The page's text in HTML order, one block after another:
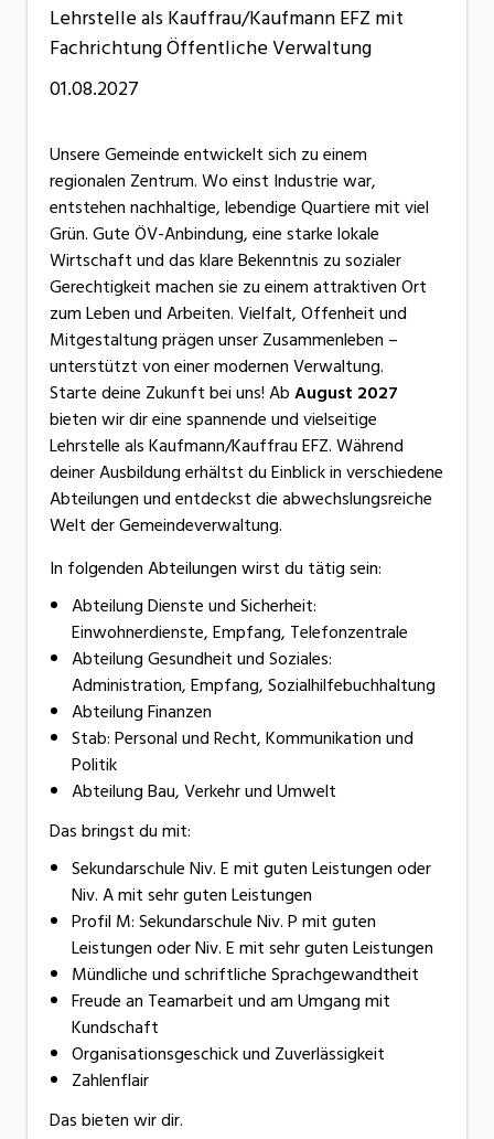
Lehrstelle als Kauffrau/Kaufmann EFZ mit
Fachrichtung Öffentliche Verwaltung
01.08.2027
Unsere Gemeinde entwickelt sich zu einem
regionalen Zentrum. Wo einst Industrie war,
entstehen nachhaltige, lebendige Quartiere mit viel
Grün. Gute ÖV-Anbindung, eine starke lokale
Wirtschaft und das klare Bekenntnis zu sozialer
Gerechtigkeit machen sie zu einem attraktiven Ort
zum Leben und Arbeiten. Vielfalt, Offenheit und
Mitgestaltung prägen unser Zusammenleben –
unterstützt von einer modernen Verwaltung.
Starte deine Zukunft bei uns! AbAugust 2027
bieten wir dir eine spannende und vielseitige
Lehrstelle als Kaufmann/Kauffrau EFZ. Während
deiner Ausbildung erhältst du Einblick in verschiedene
Abteilungen und entdeckst die abwechslungsreiche
Welt der Gemeindeverwaltung.
In folgenden Abteilungen wirst du tätig sein:
Abteilung Dienste und Sicherheit:
Einwohnerdienste, Empfang, Telefonzentrale
Abteilung Gesundheit und Soziales:
Administration, Empfang, Sozialhilfebuchhaltung
Abteilung Finanzen
Stab: Personal und Recht, Kommunikation und
Politik
Abteilung Bau, Verkehr und Umwelt
Das bringst du mit:
Sekundarschule Niv. E mit guten Leistungen oder
Niv. A mit sehr guten Leistungen
Profil M: Sekundarschule Niv. P mit guten
Leistungen oder Niv. E mit sehr guten Leistungen
Mündliche und schriftliche Sprachgewandtheit
Freude an Teamarbeit und am Umgang mit
Kundschaft
Organisationsgeschick und Zuverlässigkeit
Zahlenflair
Das bieten wir dir.